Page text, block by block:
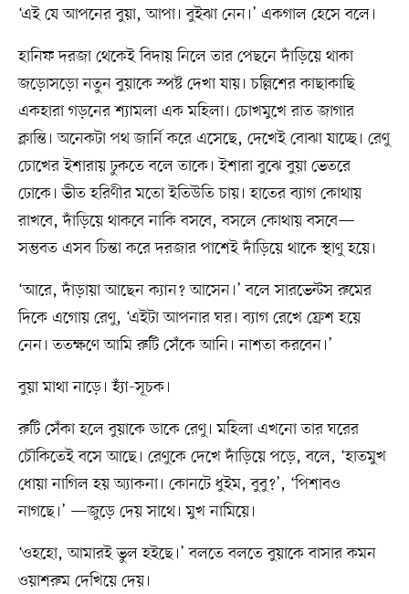
‘এই যে আপনের বুয়া, আপা। বুইঝা নেন।’ একগাল হেসে বলে।
হানিফ দরজা থেকেই বিদায় নিলে তার পেছনে দাঁড়িয়ে থাকা
জড়োসড়ো নতুন বুয়াকে স্পষ্ট দেখা যায়। চল্লিশের কাছাকাছি
একহারা গড়নের শ্যামলা এক মহিলা। চোখমুখে রাত জাগার
ক্লান্তি। অনেকটা পথ জার্নি করে এসেছে, দেখেই বোঝা যাচ্ছে। রেণু
চোখের ইশারায় ঢুকতে বলে তাকে। ইশারা বুঝে বুয়া ভেতরে
ঢোকে। ভীত হরিণীর মতো ইতিউতি চায়। হাতের ব্যাগ কোথায়
রাখবে, দাঁড়িয়ে থাকবে নাকি বসবে, বসলে কোথায় বসবে—
সম্ভবত এসব চিন্তা করে দরজার পাশেই দাঁড়িয়ে থাকে স্থাণু হয়ে।
‘আরে, দাঁড়ায়া আছেন ক্যান? আসেন।’ বলে সারভেন্টস রুমের
দিকে এগোয় রেণু, ‘এইটা আপনার ঘর। ব্যাগ রেখে ফ্রেশ হয়ে
নেন। ততক্ষণে আমি রুটি সেঁকে আনি। নাশতা করবেন।’
বুয়া মাথা নাড়ে। হ্যাঁ-সূচক।
রুটি সেঁকা হলে বুয়াকে ডাকে রেণু। মহিলা এখনো তার ঘরের
চৌকিতেই বসে আছে। রেণুকে দেখে দাঁড়িয়ে পড়ে, বলে, ‘হাতমুখ
ধোয়া নাগিল হয় অ্যাকনা। কোনটে ধুইম, বুবু?’, ‘পিশাবও
নাগছে।’ —জুড়ে দেয় সাথে। মুখ নামিয়ে।
‘ওহহো, আমারই ভুল হইছে।’ বলতে বলতে বুয়াকে বাসার কমন
ওয়াশরুম দেখিয়ে দেয়।